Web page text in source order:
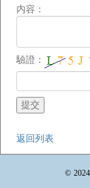
内容：
驗證：
返回列表
© 2024